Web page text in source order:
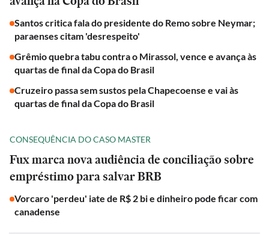
Santos critica fala do presidente do Remo sobre Neymar;
paraenses citam 'desrespeito'
Grêmio quebra tabu contra o Mirassol, vence e avança às
quartas de final da Copa do Brasil
Cruzeiro passa sem sustos pela Chapecoense e vai às
quartas de final da Copa do Brasil
CONSEQUÊNCIA DO CASO MASTER
Fux marca nova audiência de conciliação sobre
empréstimo para salvar BRB
Vorcaro 'perdeu' iate de R$ 2 bi e dinheiro pode ficar com
canadense